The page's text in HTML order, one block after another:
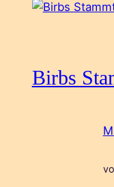
Birbs